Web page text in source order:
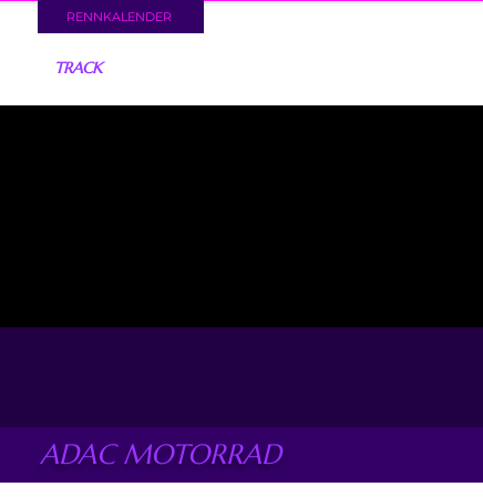
RENNKALENDER
TRACK
ADAC MOTORRAD